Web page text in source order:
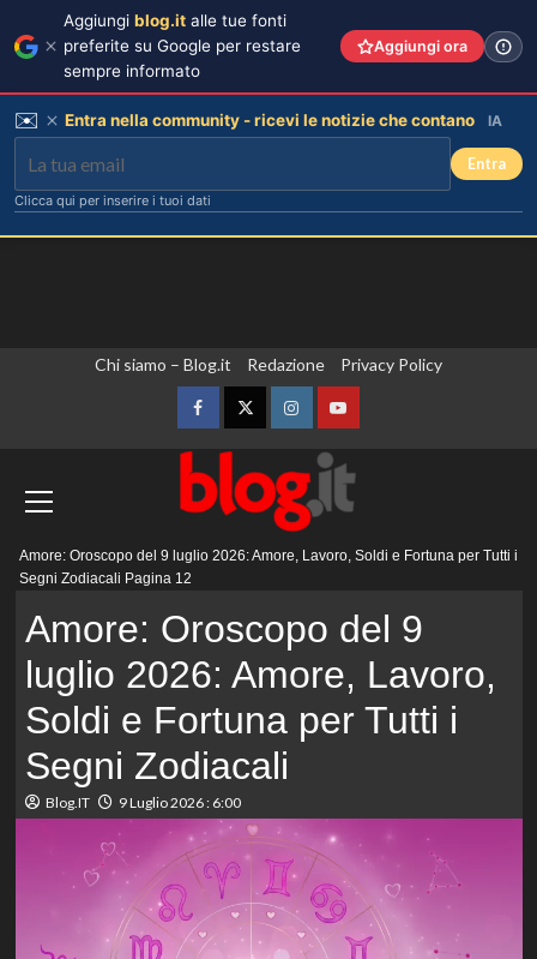
Chi siamo – Blog.it Redazione Privacy Policy
FacebookTwitterInstagramYouTube
principale
Amore: Oroscopo del 9 luglio 2026: Amore, Lavoro, Soldi e Fortuna per Tutti i
Segni Zodiacali Pagina 12
Amore: Oroscopo del 9
luglio 2026: Amore, Lavoro,
Soldi e Fortuna per Tutti i
Segni Zodiacali
Blog.IT 9 Luglio 2026 : 6:00
Aggiungi blog.it alle tue fonti
preferite su Google per restare
sempre informato
Aggiungi ora
✉️ Entra nella community - ricevi le notizie che contano IA
Entra
Clicca qui per inserire i tuoi dati